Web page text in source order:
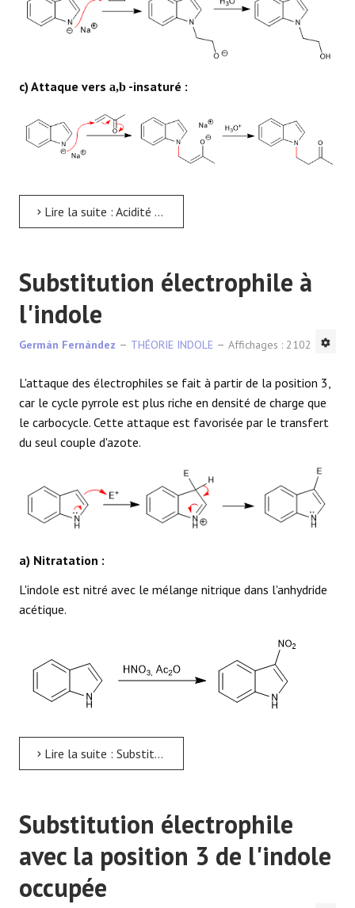
c) Attaque vers a,b -insaturé :
Lire la suite : Acidité indolique
Substitution électrophile à
l'indole
Germán Fernández THÉORIE INDOLE Affichages : 2102
L'attaque des électrophiles se fait à partir de la position 3,
car le cycle pyrrole est plus riche en densité de charge que
le carbocycle. Cette attaque est favorisée par le transfert
du seul couple d'azote.
a) Nitratation :
L'indole est nitré avec le mélange nitrique dans l'anhydride
acétique.
Lire la suite : Substitution électrophile à l'indole
Substitution électrophile
avec la position 3 de l'indole
occupée